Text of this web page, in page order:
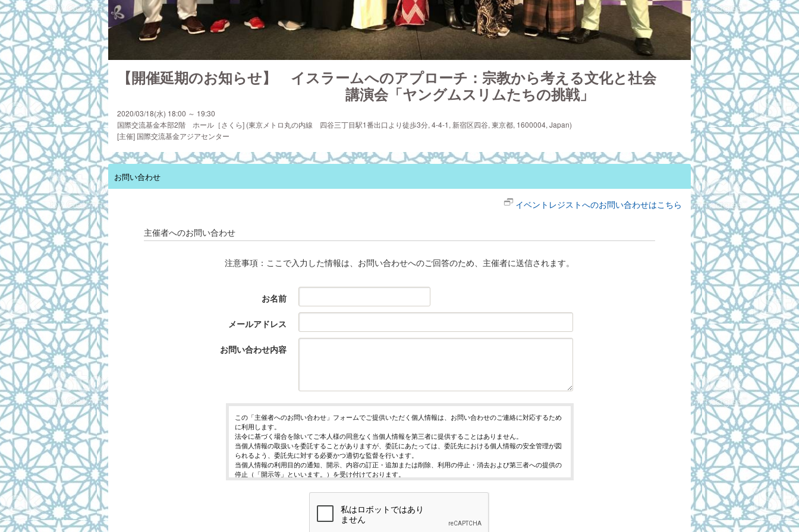
【開催延期のお知らせ】　イスラームへのアプローチ：宗教から考える文化と社会
講演会「ヤングムスリムたちの挑戦」
2020/03/18(水) 18:00 ～ 19:30
国際交流基金本部2階 ホール［さくら] (東京メトロ丸の内線 四谷三丁目駅1番出口より徒歩3分, 4-4-1, 新宿区四谷, 東京都, 1600004, Japan)
[主催] 国際交流基金アジアセンター
お問い合わせ
イベントレジストへのお問い合わせはこちら
主催者へのお問い合わせ
注意事項：ここで入力した情報は、お問い合わせへのご回答のため、主催者に送信されます。
お名前
メールアドレス
お問い合わせ内容
この「主催者へのお問い合わせ」フォームでご提供いただく個人情報は、お問い合わせのご連絡に対応するため
に利用します。
法令に基づく場合を除いてご本人様の同意なく当個人情報を第三者に提供することはありません。
当個人情報の取扱いを委託することがありますが、委託にあたっては、委託先における個人情報の安全管理が図
られるよう、委託先に対する必要かつ適切な監督を行います。
当個人情報の利用目的の通知、開示、内容の訂正・追加または削除、利用の停止・消去および第三者への提供の
停止（「開示等」といいます。）を受け付けております。
ご入力頂く情報の提供は任意となっております。ただし、正確な情報をご提供いただけない場合には、お問合せ
当ホームページではご利用状況の統計調査のためクッキー等を用いておりますが、これによる個人情報の取得、